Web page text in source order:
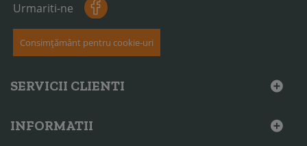
Urmariti-ne
Consimțământ pentru cookie-uri
SERVICII CLIENTI
INFORMATII